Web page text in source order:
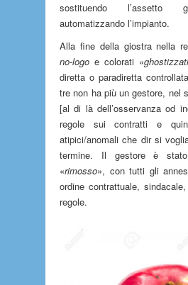
sostituendo l’assetto
automatizzando l’impianto.
Alla fine della giostra nella
no-logo e colorati «ghostizzati
diretta o paradiretta
tre non ha più un gestore, nel
[al di là dell’osservanza od
regole sui contratti e
atipici/anomali che dir si
termine. Il gestore è stato
«rimosso», con tutti gli
ordine contrattuale,
regole.